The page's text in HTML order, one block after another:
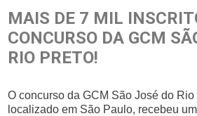
MAIS DE 7 MIL
CONCURSO DA GCM
RIO PRETO!
O concurso da GCM São José do
localizado em São Paulo, recebeu